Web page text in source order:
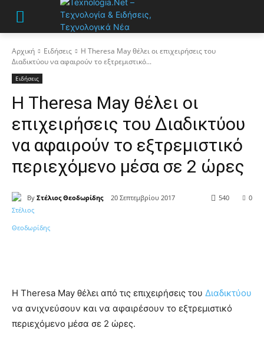
Αρχική Ειδήσεις
Η Theresa May θέλει οι επιχειρήσεις του
Διαδικτύου να αφαιρούν το εξτρεμιστικό...
Ειδήσεις
Η Theresa May θέλει οι
επιχειρήσεις του Διαδικτύου
να αφαιρούν το εξτρεμιστικό
περιεχόμενο μέσα σε 2 ώρες
By Στέλιος Θεοδωρίδης 20 Σεπτεμβρίου 2017 0
540
Η Theresa May θέλει από τις επιχειρήσεις του Διαδικτύου
να ανιχνεύσουν και να αφαιρέσουν το εξτρεμιστικό
περιεχόμενο μέσα σε 2 ώρες.